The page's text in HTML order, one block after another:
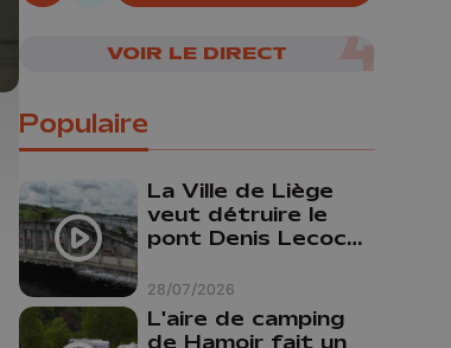
VOIR LE DIRECT
Populaire
28/07/2026
La Ville de Liège
veut détruire le
pont Denis Lecocq
budget pour le
faire
L'aire de camping
de Hamoir fait un